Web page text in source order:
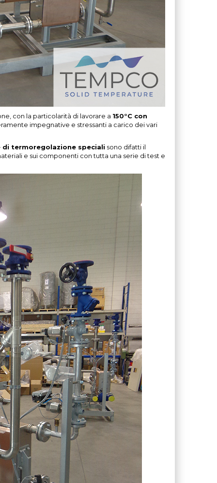
con la particolarità di lavorare a 150°C con
impegnative e stressanti a carico dei vari
di termoregolazione speciali sono difatti il
e sui componenti con tutta una serie di test e